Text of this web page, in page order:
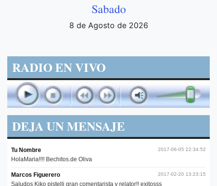
Sabado
8 de Agosto de 2026
RADIO EN VIVO
DEJA UN MENSAJE